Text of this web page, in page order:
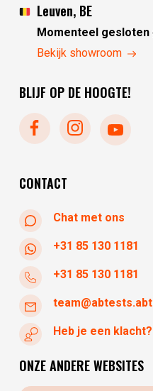
zondag
maandag
dinsdag
Leuven, BE
Momenteel gesloten
vrijdag
zondag
dinsdag
woensdag
Bekijk showroom
BLIJF OP DE HOOGTE!
CONTACT
Chat met ons
+31 85 130 1181
+31 85 130 1181
Heb je een klacht?
ONZE ANDERE WEBSITES